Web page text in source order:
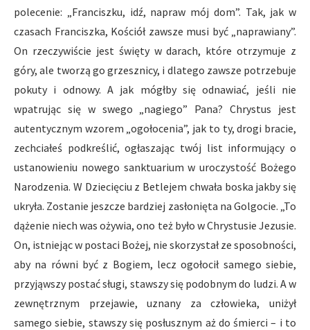
polecenie: „Franciszku, idź, napraw mój dom”. Tak, jak w
czasach Franciszka, Kościół zawsze musi być „naprawiany”.
On rzeczywiście jest święty w darach, które otrzymuje z
góry, ale tworzą go grzesznicy, i dlatego zawsze potrzebuje
pokuty i odnowy. A jak mógłby się odnawiać, jeśli nie
wpatrując się w swego „nagiego” Pana? Chrystus jest
autentycznym wzorem „ogołocenia”, jak to ty, drogi bracie,
zechciałeś podkreślić, ogłaszając twój list informujący o
ustanowieniu nowego sanktuarium w uroczystość Bożego
Narodzenia. W Dziecięciu z Betlejem chwała boska jakby się
ukryła. Zostanie jeszcze bardziej zasłonięta na Golgocie. „To
dążenie niech was ożywia, ono też było w Chrystusie Jezusie.
On, istniejąc w postaci Bożej, nie skorzystał ze sposobności,
aby na równi być z Bogiem, lecz ogołocił samego siebie,
przyjąwszy postać sługi, stawszy się podobnym do ludzi. A w
zewnętrznym przejawie, uznany za człowieka, uniżył
samego siebie, stawszy się posłusznym aż do śmierci – i to